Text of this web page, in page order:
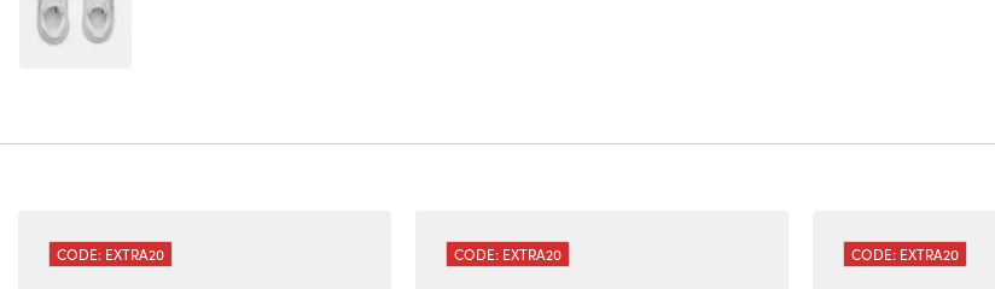
CODE: EXTRA20 CODE: EXTRA20 CODE: EXTRA20